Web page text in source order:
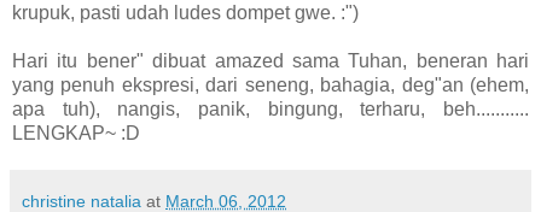
krupuk, pasti udah ludes dompet gwe. :")
Hari itu bener" dibuat amazed sama Tuhan, beneran hari
yang penuh ekspresi, dari seneng, bahagia, deg"an (ehem,
apa tuh), nangis, panik, bingung, terharu, beh...........
LENGKAP~ :D
christine natalia at March 06, 2012